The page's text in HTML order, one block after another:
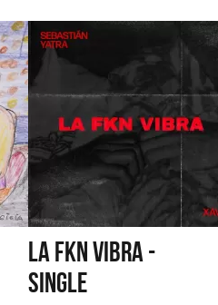
LA FKN VIBRA -
SINGLE